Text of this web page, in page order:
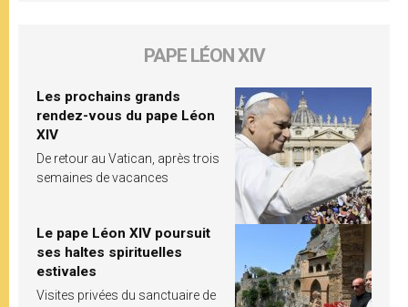
PAPE LÉON XIV
Les prochains grands
rendez-vous du pape Léon
XIV
De retour au Vatican, après trois
semaines de vacances
Le pape Léon XIV poursuit
ses haltes spirituelles
estivales
Visites privées du sanctuaire de